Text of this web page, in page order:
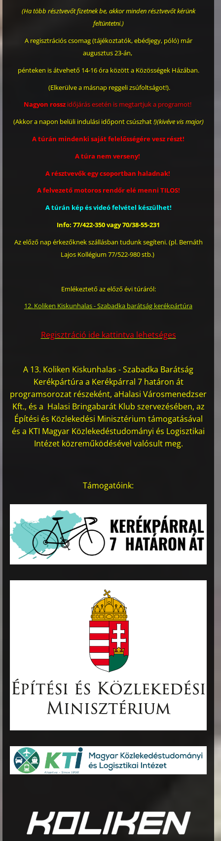
(Ha több résztvevőt fizetnek be, akkor minden résztvevőt kérünk
feltüntetni.)
A regisztrációs csomag (tájékoztatók, ebédjegy, póló) már
augusztus 23-án,
pénteken is átvehető 14-16 óra között a Közösségek Házában.
(Elkerülve a másnap reggeli zsúfoltságot!).
Nagyon rossz időjárás esetén is megtartjuk a programot!
(Akkor a napon belüli indulási időpont csúszhat!)(kivéve vis major)
A túrán mindenki saját felelősségére vesz részt!
A túra nem verseny!
A résztvevők egy csoportban haladnak!
A felvezető motoros rendőr elé menni TILOS!
A túrán kép és videó felvétel készülhet!
Info: 77/422-350 vagy 70/38-55-231
Az előző nap érkezőknek szállásban tudunk segíteni. (pl. Bernáth
Lajos Kollégium 77/522-980 stb.)
Emlékeztető az előző évi túráról:
12. Koliken Kiskunhalas - Szabadka barátság kerékpártúra
Regisztráció ide kattintva lehetséges
A 13. Koliken Kiskunhalas - Szabadka Barátság
Kerékpártúra a Kerékpárral 7 határon át
programsorozat részeként, aHalasi Városmenedzser
Kft., és a Halasi Bringabarát Klub szervezésében, az
Építési és Közlekedési Minisztérium támogatásával
és a KTI Magyar Közlekedéstudományi és Logisztikai
Intézet közreműködésével valósult meg.
Támogatóink: